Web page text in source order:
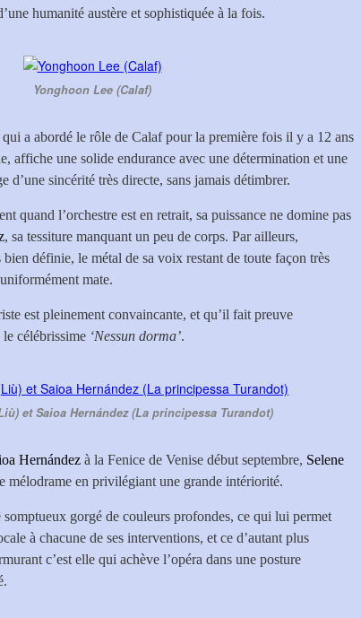
humanité austère et sophistiquée à la fois.
Yonghoon Lee (Calaf)
qui a abordé le rôle de Calaf pour la première fois il y a 12 ans
affiche une solide endurance avec une détermination et une
d’une sincérité très directe, sans jamais détimbrer.
quand l’orchestre est en retrait, sa puissance ne domine pas
, sa tessiture manquant un peu de corps. Par ailleurs,
définie, le métal de sa voix restant de toute façon très
mate.
est pleinement convaincante, et qu’il fait preuve
le célébrissime ‘Nessun dorma’.
et Saioa Hernández (La principessa Turandot)
Hernández à la Fenice de Venise début septembre, Selene
mélodrame en privilégiant une grande intériorité.
gorgé de couleurs profondes, ce qui lui permet
à chacune de ses interventions, et ce d’autant plus
c’est elle qui achève l’opéra dans une posture